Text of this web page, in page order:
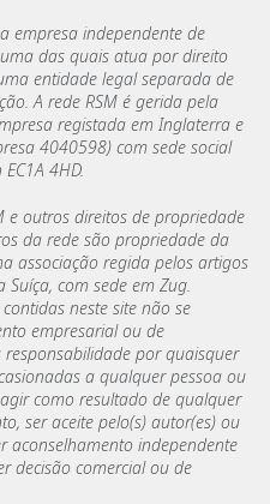
empresa independente de
das quais atua por direito
entidade legal separada de
A rede RSM é gerida pela
registada em Inglaterra e
4040598) com sede social
4HD.
e outros direitos de propriedade
da rede são propriedade da
associação regida pelos artigos
Suíça, com sede em Zug.
neste site não se
empresarial ou de
responsabilidade por quaisquer
a qualquer pessoa ou
como resultado de qualquer
ser aceite pelo(s) autor(es) ou
aconselhamento independente
decisão comercial ou de